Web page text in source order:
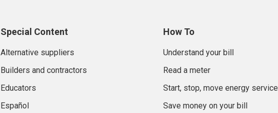
Special Content
Alternative suppliers
Builders and contractors
Educators
Español
How To
Understand your bill
Read a meter
Start, stop, move energy service
Save money on your bill